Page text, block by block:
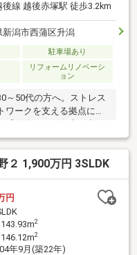
後線 越後赤塚駅 徒歩3.2km
新潟市西蒲区升潟
駐車場あり
リフォームリノベーシ
ョン
～50代の方へ。ストレス
ークを支える拠点にな
条エリアへのアクセスも
も便利なロケーションで
『在宅ワーク部屋』、も
クローゼット』にするな
いう家賃以下の負担に抑
せる『賢い大人の選
２ 1,900万円 3SLDK
円
2
2
年9月(築22年)